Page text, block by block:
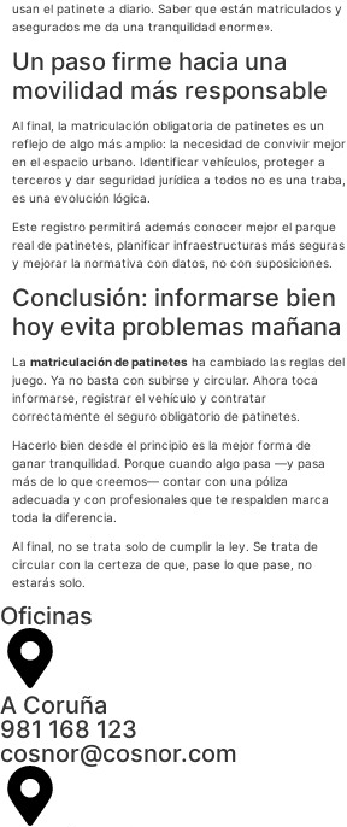
usan el patinete a diario. Saber que están matriculados y
asegurados me da una tranquilidad enorme».
Un paso firme hacia una
movilidad más responsable
Al final, la matriculación obligatoria de patinetes es un
reflejo de algo más amplio: la necesidad de convivir mejor
en el espacio urbano. Identificar vehículos, proteger a
terceros y dar seguridad jurídica a todos no es una traba,
es una evolución lógica.
Este registro permitirá además conocer mejor el parque
real de patinetes, planificar infraestructuras más seguras
y mejorar la normativa con datos, no con suposiciones.
Conclusión: informarse bien
hoy evita problemas mañana
La matriculación de patinetes ha cambiado las reglas del
juego. Ya no basta con subirse y circular. Ahora toca
informarse, registrar el vehículo y contratar
correctamente el seguro obligatorio de patinetes.
Hacerlo bien desde el principio es la mejor forma de
ganar tranquilidad. Porque cuando algo pasa —y pasa
más de lo que creemos— contar con una póliza
adecuada y con profesionales que te respalden marca
toda la diferencia.
Al final, no se trata solo de cumplir la ley. Se trata de
circular con la certeza de que, pase lo que pase, no
estarás solo.
Oficinas
A Coruña
981 168 123
cosnor@cosnor.com